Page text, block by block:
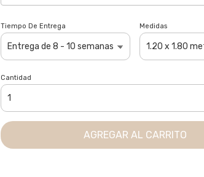
Tiempo De Entrega Medidas
Cantidad
AGREGAR AL CARRITO